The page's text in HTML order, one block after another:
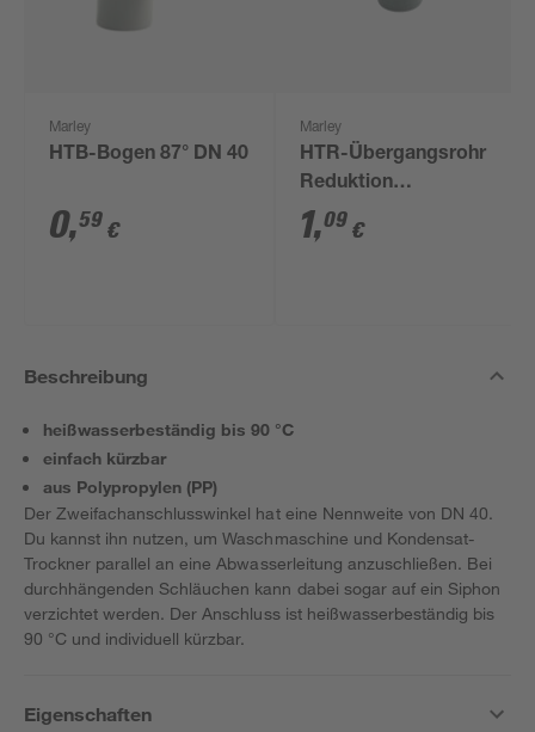
Marley
HTB-Bogen 87° DN 40
0,59 €
Marley
HTR-Übergangsrohr
Reduktion
exzentrisch DN 50/40
1,09 €
Beschreibung
heißwasserbeständig bis 90 °C
einfach kürzbar
aus Polypropylen (PP)
Der Zweifachanschlusswinkel hat eine Nennweite von DN 40.
Du kannst ihn nutzen, um Waschmaschine und Kondensat-
Trockner parallel an eine Abwasserleitung anzuschließen. Bei
durchhängenden Schläuchen kann dabei sogar auf ein Siphon
verzichtet werden. Der Anschluss ist heißwasserbeständig bis
90 °C und individuell kürzbar.
Eigenschaften